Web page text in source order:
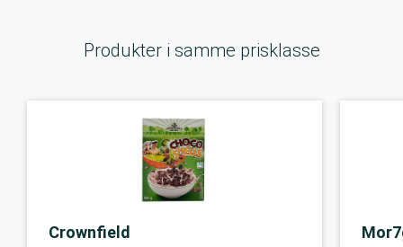
Produkter i samme prisklasse
Crownfield